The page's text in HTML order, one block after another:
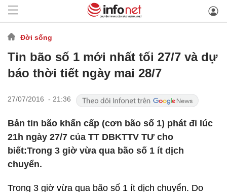
Đời sống
Tin bão số 1 mới nhất tối 27/7 và dự
báo thời tiết ngày mai 28/7
27/07/2016 - 21:36
Bản tin bão khẩn cấp (cơn bão số 1) phát đi lúc
21h ngày 27/7 của TT DBKTTV TƯ cho
biết:Trong 3 giờ vừa qua bão số 1 ít dịch
chuyển.
Trong 3 giờ vừa qua bão số 1 ít dịch chuyển. Do